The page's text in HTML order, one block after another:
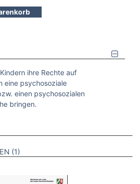
ihre Rechte auf
eine psychosoziale
einen psychosozialen
bringen.
ODER ZULETZT ANGESEHENE
1 BROSCHÜREN